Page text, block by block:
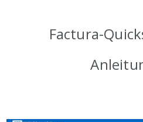
Factura-